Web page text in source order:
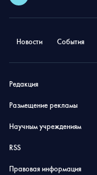
Новости События
Редакция
Размещение рекламы
Научным учреждениям
RSS
Правовая информация